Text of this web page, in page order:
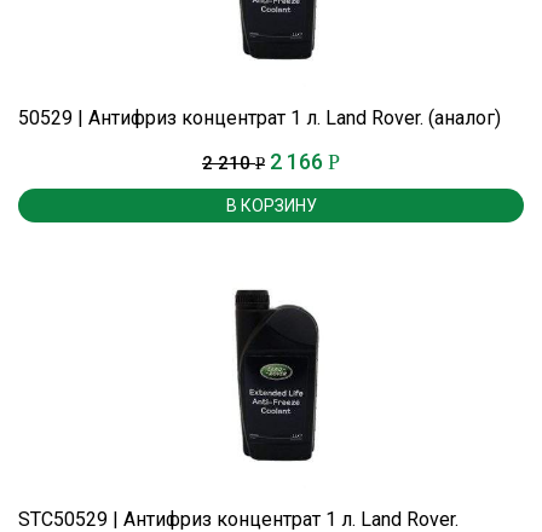
50529 | Антифриз концентрат 1 л. Land Rover. (аналог)
2 210Р 2 166 Р
В КОРЗИНУ
STC50529 | Антифриз концентрат 1 л. Land Rover.